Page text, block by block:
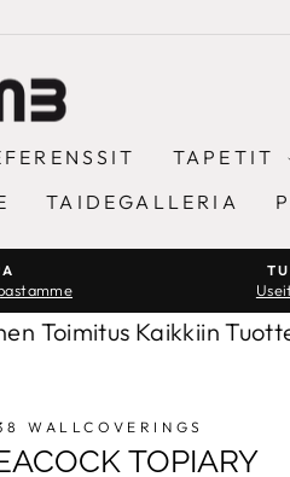
TAPETIT
TAIDEGALLERIA
Kaikkiin Tuotteisiin!
WALLCOVERINGS
TOPIARY